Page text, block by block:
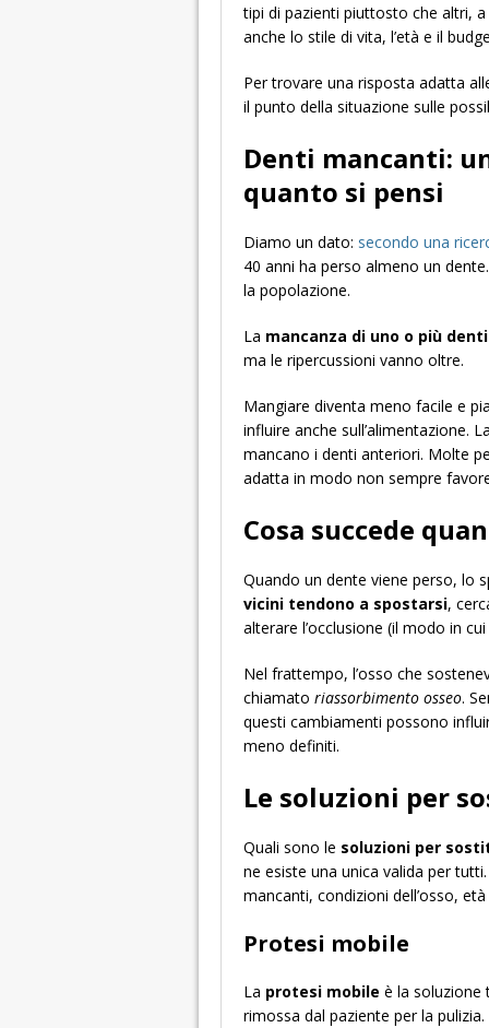
tipi di pazienti piuttosto che altri,
anche lo stile di vita, l’età e il
Per trovare una risposta adatta
il punto della situazione sulle
Denti mancanti:
quanto si pensi
Diamo un dato: secondo una
40 anni ha perso almeno un
la popolazione.
La mancanza di uno o più denti
ma le ripercussioni vanno oltre.
Mangiare diventa meno facile e
influire anche sull’alimentazione.
mancano i denti anteriori. Molte
adatta in modo non sempre
Cosa succede
Quando un dente viene perso, lo
vicini tendono a spostarsi,
alterare l’occlusione (il modo in
Nel frattempo, l’osso che
chiamato riassorbimento osseo.
questi cambiamenti possono
meno definiti.
Le soluzioni per
Quali sono le soluzioni per
ne esiste una unica valida per
mancanti, condizioni dell’osso,
Protesi mobile
La protesi mobile è la soluzione
rimossa dal paziente per la